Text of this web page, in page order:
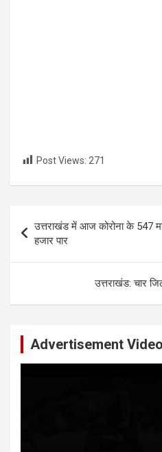
Post Views: 271
navigation
उत्तराखंड में आज कोरोना के 547
हजार पार
उत्तराखंड: चार
Advertisement Video